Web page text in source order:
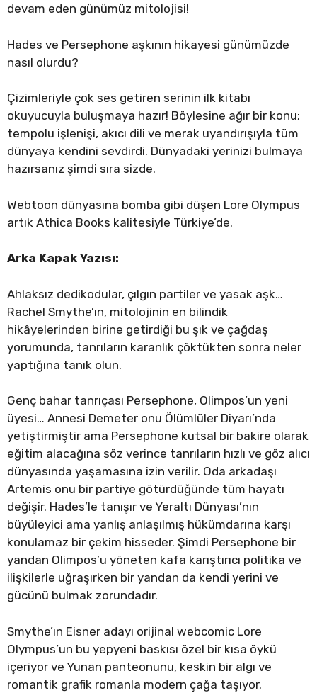
devam eden günümüz mitolojisi!
Hades ve Persephone aşkının hikayesi günümüzde
nasıl olurdu?
Çizimleriyle çok ses getiren serinin ilk kitabı
okuyucuyla buluşmaya hazır! Böylesine ağır bir konu;
tempolu işlenişi, akıcı dili ve merak uyandırışıyla tüm
dünyaya kendini sevdirdi. Dünyadaki yerinizi bulmaya
hazırsanız şimdi sıra sizde.
Webtoon dünyasına bomba gibi düşen Lore Olympus
artık Athica Books kalitesiyle Türkiye’de.
Arka Kapak Yazısı:
Ahlaksız dedikodular, çılgın partiler ve yasak aşk…
Rachel Smythe’ın, mitolojinin en bilindik
hikâyelerinden birine getirdiği bu şık ve çağdaş
yorumunda, tanrıların karanlık çöktükten sonra neler
yaptığına tanık olun.
Genç bahar tanrıçası Persephone, Olimpos’un yeni
üyesi… Annesi Demeter onu Ölümlüler Diyarı’nda
yetiştirmiştir ama Persephone kutsal bir bakire olarak
eğitim alacağına söz verince tanrıların hızlı ve göz alıcı
dünyasında yaşamasına izin verilir. Oda arkadaşı
Artemis onu bir partiye götürdüğünde tüm hayatı
değişir. Hades’le tanışır ve Yeraltı Dünyası’nın
büyüleyici ama yanlış anlaşılmış hükümdarına karşı
konulamaz bir çekim hisseder. Şimdi Persephone bir
yandan Olimpos’u yöneten kafa karıştırıcı politika ve
ilişkilerle uğraşırken bir yandan da kendi yerini ve
gücünü bulmak zorundadır.
Smythe’ın Eisner adayı orijinal webcomic Lore
Olympus’un bu yepyeni baskısı özel bir kısa öykü
içeriyor ve Yunan panteonunu, keskin bir algı ve
romantik grafik romanla modern çağa taşıyor.